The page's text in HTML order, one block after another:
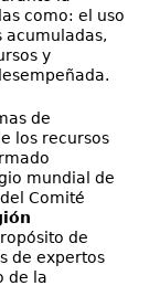
como: el uso
acumuladas,
y
de
los recursos
mundial de
Comité
de
de expertos
de la